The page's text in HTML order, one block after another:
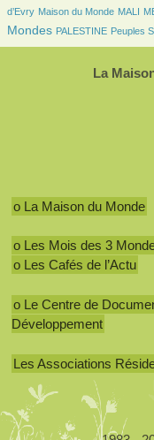
d’Evry
230/5126Maison du Monde
43/5126 MALI
17/5126
313/5126
2094/5126
Mondes
242/5126PALESTINE
188/5126 Peuples
258/5126
518/5126
La
o La Maison du Monde
o Les Mois des 3
o Les Cafés de l’Actu
o Le Centre de
Développement
Les Associations